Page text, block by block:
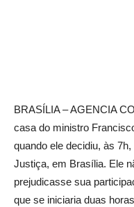
BRASÍLIA – AGENCIA
casa do ministro
quando ele decidiu, às
Justiça, em Brasília. Ele
prejudicasse sua
que se iniciaria duas